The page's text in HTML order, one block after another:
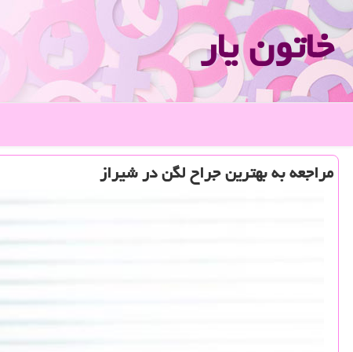
خاتون یار
مراجعه به بهترین جراح لگن در شیراز